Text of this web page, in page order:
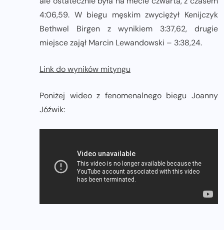
4:06,59. W biegu męskim zwyciężył Kenijczyk
Bethwel Birgen z wynikiem 3:37,62, drugie
miejsce zajął Marcin Lewandowski – 3:38,24.
Link do wyników mityngu
Poniżej wideo z fenomenalnego biegu Joanny
Jóźwik: